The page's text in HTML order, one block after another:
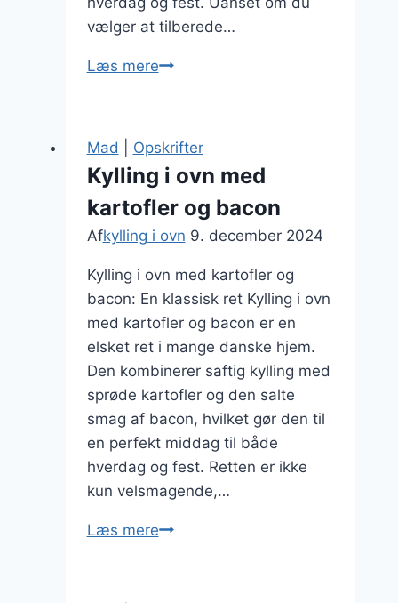
vælger at tilberede…
Læs mereKylling
langtidsstegning
ekstra
saftighed
Mad Opskrifter
Kylling i ovn med
kartofler og bacon
Afkylling i ovn 9. december 2024
Kylling i ovn med kartofler og
bacon: En klassisk ret Kylling i ovn
med kartofler og bacon er en
elsket ret i mange danske hjem.
Den kombinerer saftig kylling med
sprøde kartofler og den salte
smag af bacon, hvilket gør den til
en perfekt middag til både
hverdag og fest. Retten er ikke
kun velsmagende,…
Læs mereKylling